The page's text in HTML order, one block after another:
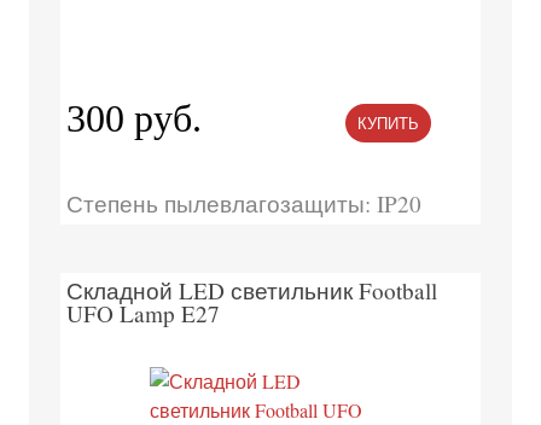
300 руб. КУПИТЬ
Степень пылевлагозащиты: IP20
Складной LED светильник Football
UFO Lamp E27